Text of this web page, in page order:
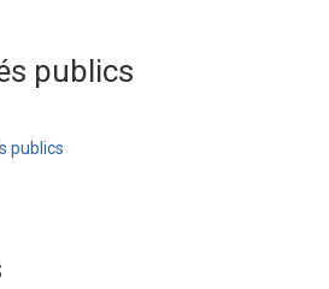
publics
publics